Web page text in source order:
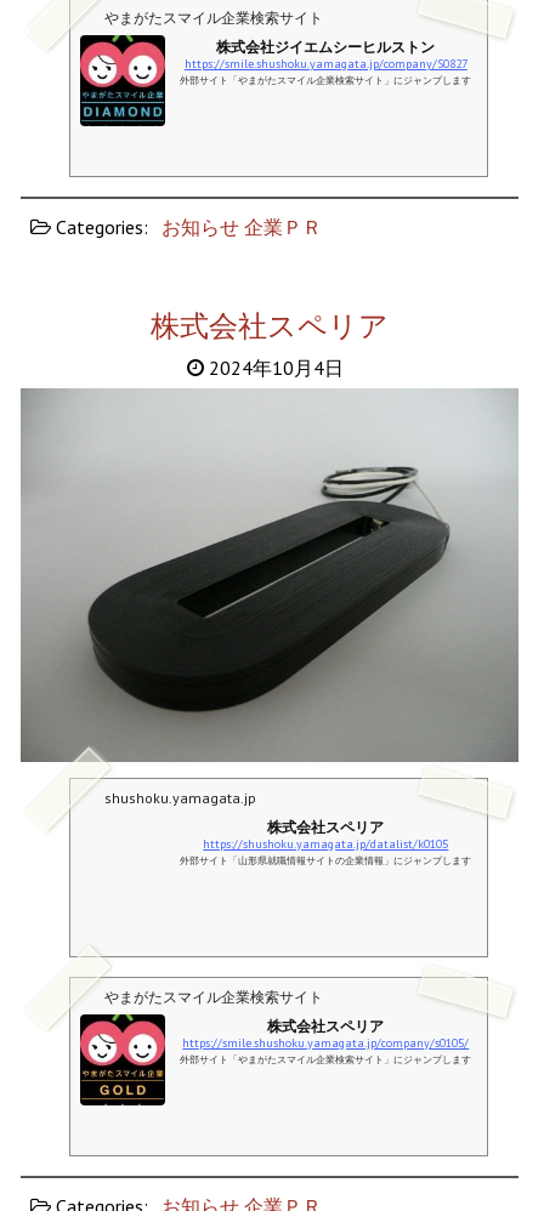
やまがたスマイル企業検索サイト
株式会社ジイエムシーヒルストン
https://smile.shushoku.yamagata.jp/company/S0827
外部サイト「やまがたスマイル企業検索サイト」にジャンプします
Categories: お知らせ 企業ＰＲ
株式会社スペリア
2024年10月4日
shushoku.yamagata.jp
株式会社スペリア
https://shushoku.yamagata.jp/datalist/k0105
外部サイト「山形県就職情報サイトの企業情報」にジャンプします
やまがたスマイル企業検索サイト
株式会社スペリア
https://smile.shushoku.yamagata.jp/company/s0105/
外部サイト「やまがたスマイル企業検索サイト」にジャンプします
Categories: お知らせ 企業ＰＲ